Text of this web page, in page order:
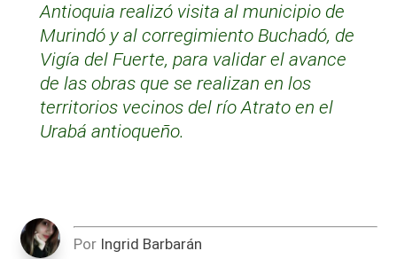
Antioquia realizó visita al municipio de
Murindó y al corregimiento Buchadó, de
Vigía del Fuerte, para validar el avance
de las obras que se realizan en los
territorios vecinos del río Atrato en el
Urabá antioqueño.
Por Ingrid Barbarán